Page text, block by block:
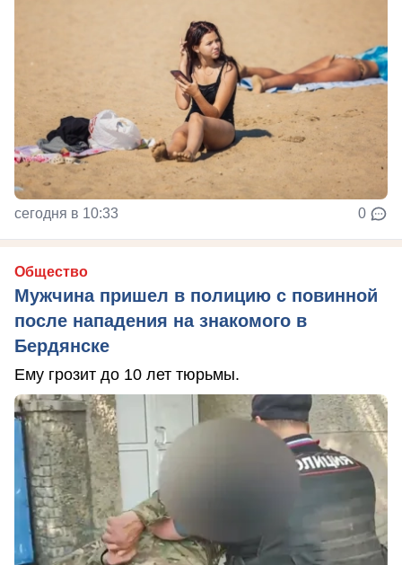
сегодня в 10:33 0
Общество
Мужчина пришел в полицию с повинной
после нападения на знакомого в
Бердянске
Ему грозит до 10 лет тюрьмы.